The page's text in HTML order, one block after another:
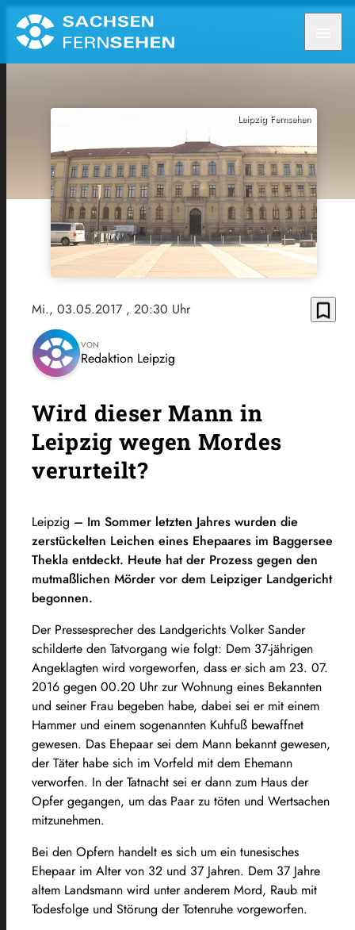
Leipzig Fernsehen
Mi., 03.05.2017 , 20:30 Uhr bookmark_border
VON
Redaktion Leipzig
Wird dieser Mann in
Leipzig wegen Mordes
verurteilt?
Leipzig – Im Sommer letzten Jahres wurden die
zerstückelten Leichen eines Ehepaares im Baggersee
Thekla entdeckt. Heute hat der Prozess gegen den
mutmaßlichen Mörder vor dem Leipziger Landgericht
begonnen.
Der Pressesprecher des Landgerichts Volker Sander
schilderte den Tatvorgang wie folgt: Dem 37-jährigen
Angeklagten wird vorgeworfen, dass er sich am 23. 07.
2016 gegen 00.20 Uhr zur Wohnung eines Bekannten
und seiner Frau begeben habe, dabei sei er mit einem
Hammer und einem sogenannten Kuhfuß bewaffnet
gewesen. Das Ehepaar sei dem Mann bekannt gewesen,
der Täter habe sich im Vorfeld mit dem Ehemann
verworfen. In der Tatnacht sei er dann zum Haus der
Opfer gegangen, um das Paar zu töten und Wertsachen
mitzunehmen.
Bei den Opfern handelt es sich um ein tunesisches
Ehepaar im Alter von 32 und 37 Jahren. Dem 37 Jahre
altem Landsmann wird unter anderem Mord, Raub mit
Todesfolge und Störung der Totenruhe vorgeworfen.